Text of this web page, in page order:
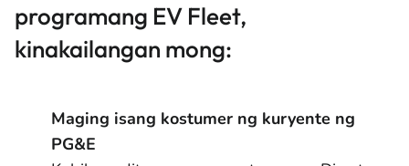
programang EV Fleet,
kinakailangan mong:
Maging isang kostumer ng kuryente ng
PG&E